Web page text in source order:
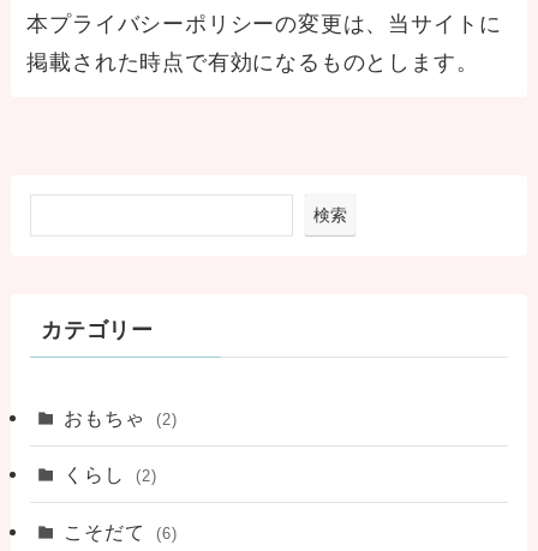
本プライバシーポリシーの変更は、当サイトに
掲載された時点で有効になるものとします。
検索
カテゴリー
おもちゃ (2)
くらし (2)
こそだて (6)